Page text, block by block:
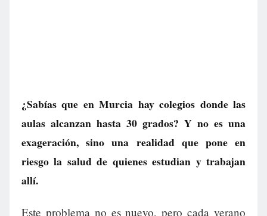
¿Sabías que en Murcia hay colegios donde las
aulas alcanzan hasta 30 grados? Y no es una
exageración, sino una realidad que pone en
riesgo la salud de quienes estudian y trabajan
allí.
Este problema no es nuevo, pero cada verano